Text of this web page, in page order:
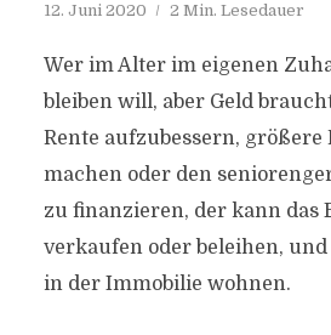
12. Juni 2020 2 Min. Lesedauer
Wer im Alter im eigenen
bleiben will, aber Geld
Rente aufzubessern, größere
machen oder den
zu finanzieren, der kann das
verkaufen oder beleihen,
in der Immobilie wohnen.